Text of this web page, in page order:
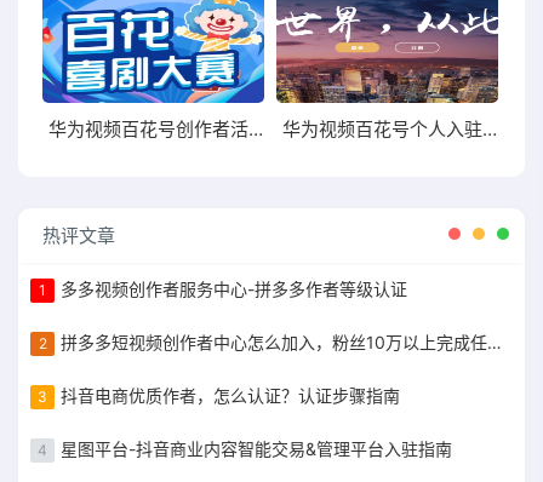
华为视频百花号创作者活动之百花喜剧大赛 华为视频百花号个人入驻，邀请码获取
热评文章
1 多多视频创作者服务中心-拼多多作者等级认证
2 拼多多短视频创作者中心怎么加入，粉丝10万以上完成任务获得现金补贴
3 抖音电商优质作者，怎么认证？认证步骤指南
4 星图平台-抖音商业内容智能交易&管理平台入驻指南